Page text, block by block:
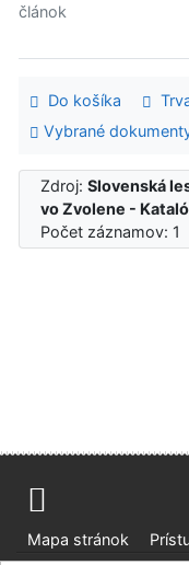
článok
Do košíka
Vybrané
Zdroj:Slovenská
vo Zvolene -
Počet záznamov: 1
Mapa stránok